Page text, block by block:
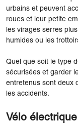
urbains et peuvent
roues et leur petite
les virages serrés
humides ou les
Quel que soit le type
sécurisées et garder
entretenus sont deux
les accidents.
Vélo